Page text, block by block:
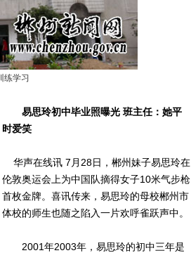
练学习
易思玲初中毕业照曝光 班主任：她平
时爱笑
华声在线讯 7月28日，郴州妹子易思玲在
伦敦奥运会上为中国队摘得女子10米气步枪
首枚金牌。喜讯传来，易思玲的母校郴州市
体校的师生也随之陷入一片欢呼雀跃声中。
2001年2003年，易思玲的初中三年是